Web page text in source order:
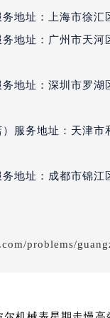
路137号亨得利名
北大街北国先天下
临河区新华街波尔
区幸福路甲3号王
区哈达街波尔售后
沁区明仁大街波尔
湾区人民南路波尔
务地址：上海市徐
务地址：广州市天
务地址：深圳市罗
）服务地址：天津
务地址：成都市锦
problems/